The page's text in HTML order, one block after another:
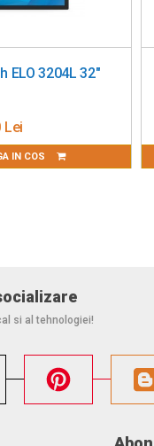
ELO 3204L 32"
Lei
IN COS
si al tehnologiei!